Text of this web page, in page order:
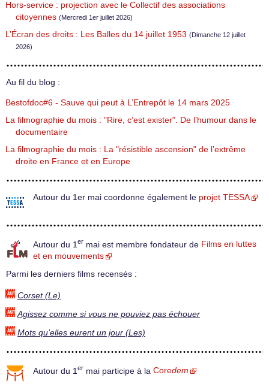
Hors-service : projection avec le Collectif des associations
citoyennes (Mercredi 1er juillet 2026)
L’Écran des droits : Les Balles du 14 juillet 1953 (Dimanche 12 juillet
2026)
Au fil du blog :
Bestofdoc#6 - Sauve qui peut à L’Entrepôt le 14 mars 2025
La filmographie du mois : "Rire, c’est exister". De l’humour dans le
documentaire
La filmographie du mois : La "résistible ascension" de l’extrême
droite en France et en Europe
Autour du 1er mai coordonne également le projet TESSA
Autour du 1 er mai est membre fondateur de Films en luttes
et en mouvements
Parmi les derniers films recensés :
Corset (Le)
Agissez comme si vous ne pouviez pas échouer
Mots qu’elles eurent un jour (Les)
Autour du 1 er mai participe à la Coredem